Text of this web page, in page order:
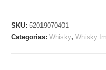
SKU:52019070401
Categorias:Whisky,Whisky